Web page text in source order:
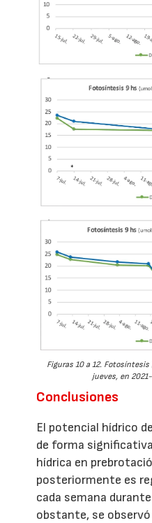
Figuras 10 a 12. Fotosíntesis
jueves, en
Conclusiones
El potencial hídrico
de forma
hídrica en
posteriormente es
cada semana
obstante, se